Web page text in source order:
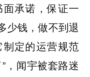
承诺，保证一
少钱，做不到退
定的运营规范
闻宇被套路迷